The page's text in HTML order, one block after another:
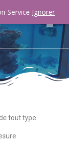
tout type
Service Ignorer